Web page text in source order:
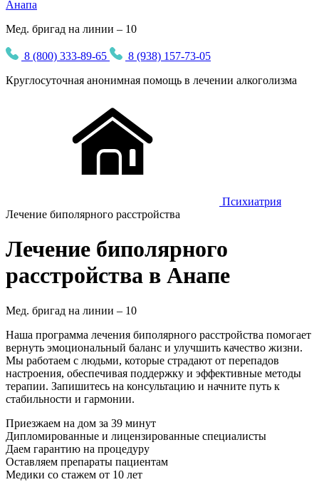
Анапа
Мед. бригад на линии – 10
8 (800) 333-89-65
8 (938) 157-73-05
Круглосуточная анонимная помощь в лечении алкоголизма
Психиатрия
Лечение биполярного расстройства
Лечение биполярного
расстройства в Анапе
Мед. бригад на линии – 10
Наша программа лечения биполярного расстройства помогает
вернуть эмоциональный баланс и улучшить качество жизни.
Мы работаем с людьми, которые страдают от перепадов
настроения, обеспечивая поддержку и эффективные методы
терапии. Запишитесь на консультацию и начните путь к
стабильности и гармонии.
Приезжаем на дом за 39 минут
Дипломированные и лицензированные специалисты
Даем гарантию на процедуру
Оставляем препараты пациентам
Медики со стажем от 10 лет